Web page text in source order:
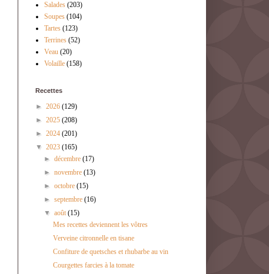
Salades (203)
Soupes (104)
Tartes (123)
Terrines (52)
Veau (20)
Volaille (158)
Recettes
► 2026 (129)
► 2025 (208)
► 2024 (201)
▼ 2023 (165)
►décembre(17)
►novembre(13)
►octobre(15)
►septembre(16)
▼août(15)
Mes recettes deviennent les vôtres
Verveine citronnelle en tisane
Confiture de quetsches et rhubarbe au vin
Courgettes farcies à la tomate